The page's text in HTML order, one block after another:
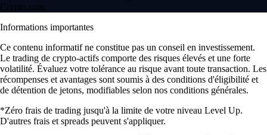
Crypto.com.
Informations importantes
Ce contenu informatif ne constitue pas un conseil en investissement.
Le trading de crypto-actifs comporte des risques élevés et une forte
volatilité. Évaluez votre tolérance au risque avant toute transaction. Les
récompenses et avantages sont soumis à des conditions d'éligibilité et
de détention de jetons, modifiables selon nos conditions générales.
*Zéro frais de trading jusqu'à la limite de votre niveau Level Up.
D'autres frais et spreads peuvent s'appliquer.